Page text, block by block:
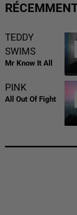
TEDDY
SWIMS
Mr Know It All
PINK
All Out Of Fight